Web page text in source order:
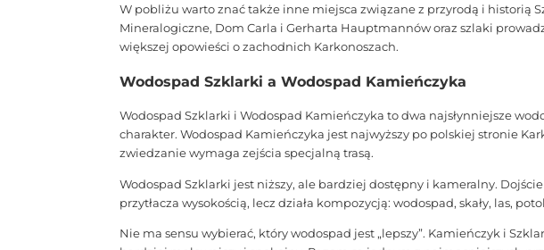
W pobliżu warto znać także inne miejsca związane z przyrodą i historią
Mineralogiczne, Dom Carla i Gerharta Hauptmannów oraz szlaki
większej opowieści o zachodnich Karkonoszach.
Wodospad Szklarki a Wodospad Kamieńczyka
Wodospad Szklarki i Wodospad Kamieńczyka to dwa najsłynniejsze
charakter. Wodospad Kamieńczyka jest najwyższy po polskiej stronie
zwiedzanie wymaga zejścia specjalną trasą.
Wodospad Szklarki jest niższy, ale bardziej dostępny i kameralny.
przytłacza wysokością, lecz działa kompozycją: wodospad, skały, las,
Nie ma sensu wybierać, który wodospad jest „lepszy”. Kamieńczyk i